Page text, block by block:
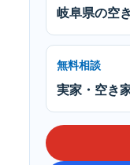
岐阜県の空
無料相談
実家・空き